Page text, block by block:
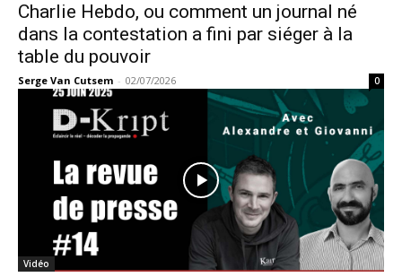
Charlie Hebdo, ou comment un journal né
dans la contestation a fini par siéger à la
table du pouvoir
Serge Van Cutsem - 02/07/2026 0
Vidéo